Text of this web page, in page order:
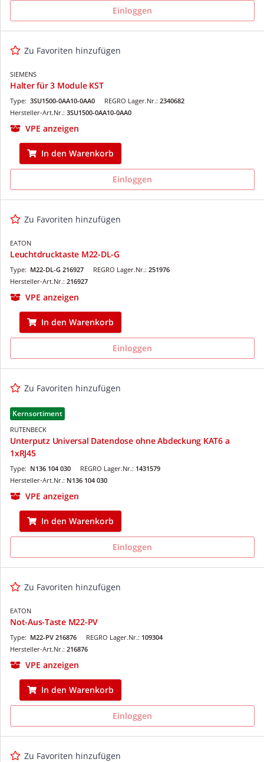
Einloggen
Zu Favoriten hinzufügen
SIEMENS
Halter für 3 Module KST
REGRO Lager.Nr.: 2340682
Type: 3SU1500-0AA10-0AA0
Hersteller-Art.Nr.: 3SU1500-0AA10-0AA0
VPE anzeigen
In den Warenkorb
Einloggen
Zu Favoriten hinzufügen
EATON
Leuchtdrucktaste M22-DL-G
REGRO Lager.Nr.: 251976
Type: M22-DL-G 216927
Hersteller-Art.Nr.: 216927
VPE anzeigen
In den Warenkorb
Einloggen
Zu Favoriten hinzufügen
Kernsortiment
RUTENBECK
Unterputz Universal Datendose ohne Abdeckung KAT6 a
1xRJ45
REGRO Lager.Nr.: 1431579
Type: N136 104 030
Hersteller-Art.Nr.: N136 104 030
VPE anzeigen
In den Warenkorb
Einloggen
Zu Favoriten hinzufügen
EATON
Not-Aus-Taste M22-PV
REGRO Lager.Nr.: 109304
Type: M22-PV 216876
Hersteller-Art.Nr.: 216876
VPE anzeigen
In den Warenkorb
Einloggen
Zu Favoriten hinzufügen